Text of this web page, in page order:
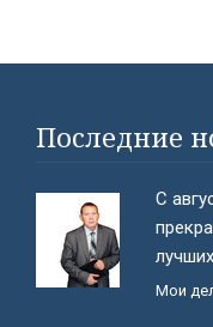
Последние
С
Мои